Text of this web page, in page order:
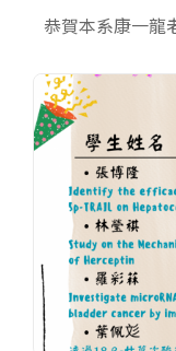
恭賀本系康一龍